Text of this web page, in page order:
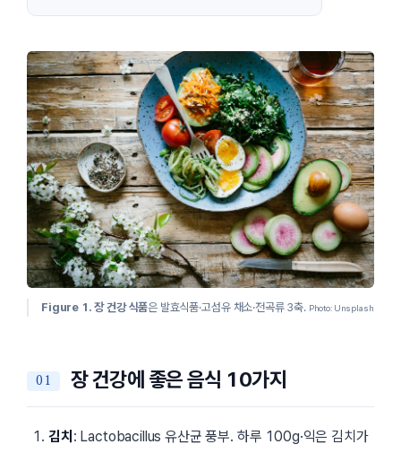
Figure 1. 장 건강 식품은 발효식품·고섬유 채소·전곡류 3축. Photo: Unsplash
장 건강에 좋은 음식 10가지
김치 : Lactobacillus 유산균 풍부. 하루 100g·익은 김치가